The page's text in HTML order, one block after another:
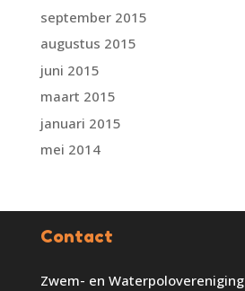
september 2015
augustus 2015
juni 2015
maart 2015
januari 2015
mei 2014
Contact
Zwem- en Waterpolovereniging